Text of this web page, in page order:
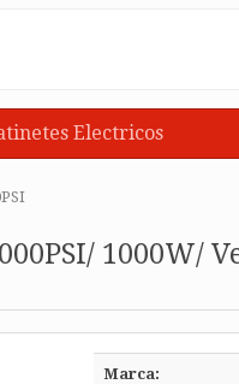
Electricos
1000W/
Marca: